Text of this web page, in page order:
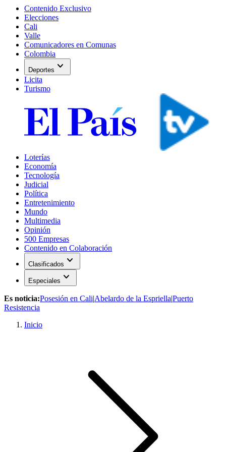
Contenido Exclusivo
Elecciones
Cali
Valle
Comunicadores en Comunas
Colombia
Deportes expand_more
Licita
Turismo
Loterías
Economía
Tecnología
Judicial
Política
Entretenimiento
Mundo
Multimedia
Opinión
500 Empresas
Contenido en Colaboración
Clasificados expand_more
Especiales expand_more
Es noticia:Posesión en Cali|Abelardo de la Espriella|Puerto
Resistencia
Inicio